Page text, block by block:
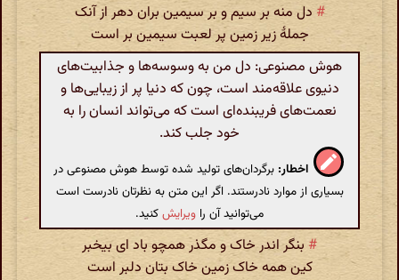
# دل منه بر سیم و بر سیمین بران دهر از آنک
جملهٔ زیر زمین پر لعبت سیمین بر است
هوش مصنوعی: دل من به وسوسه‌ها و جذابیت‌های
دنیوی علاقه‌مند است، چون که دنیا پر از زیبایی‌ها و
نعمت‌های فریبنده‌ای است که می‌تواند انسان را به
خود جلب کند.
اخطار: برگردان‌های تولید شده توسط هوش مصنوعی در
بسیاری از موارد نادرستند. اگر این متن به نظرتان نادرست است
می‌توانید آن را ویرایشکنید.
# بنگر اندر خاک و مگذر همچو باد ای بیخبر
کین همه خاک زمین خاک بتان دلبر است